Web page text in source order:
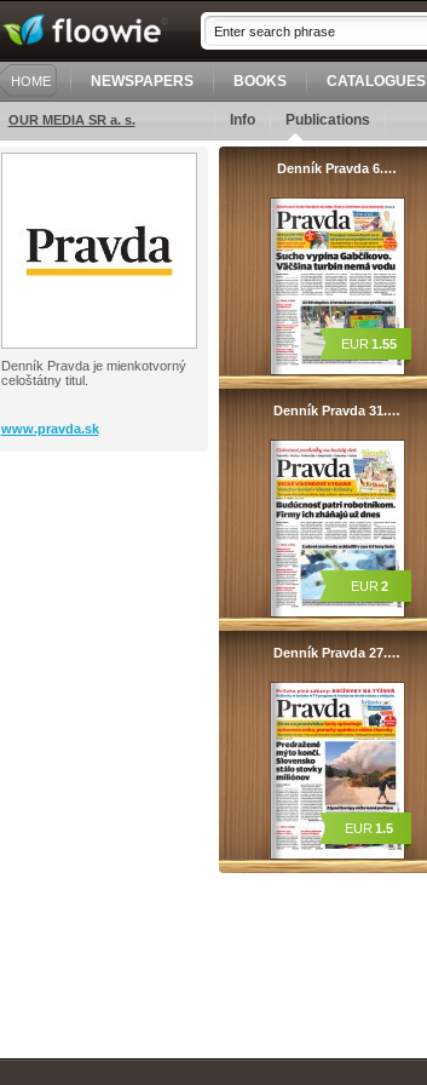
HOME NEWSPAPERS BOOKS CATALOGUES
OUR MEDIA SR a. s. Info Publications
Denník Pravda je mienkotvorný
celoštátny titul.
www.pravda.sk
Denník Pravda 6.…
EUR 1.55
Denník Pravda 31.…
EUR 2
Denník Pravda 27.…
EUR 1.5